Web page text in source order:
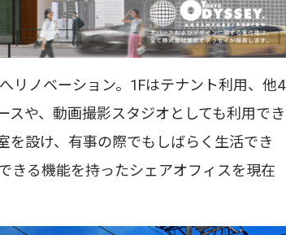
リノベーション。1Fはテナント利用、他4
や、動画撮影スタジオとしても利用でき
を設け、有事の際でもしばらく生活でき
きる機能を持ったシェアオフィスを現在